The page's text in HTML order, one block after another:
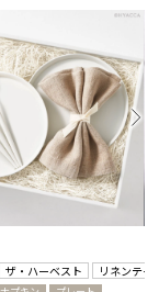
ザ・ハーベスト リネンテイ